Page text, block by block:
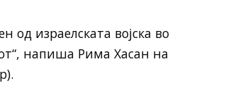
од израелската војска во
напиша Рима Хасан на